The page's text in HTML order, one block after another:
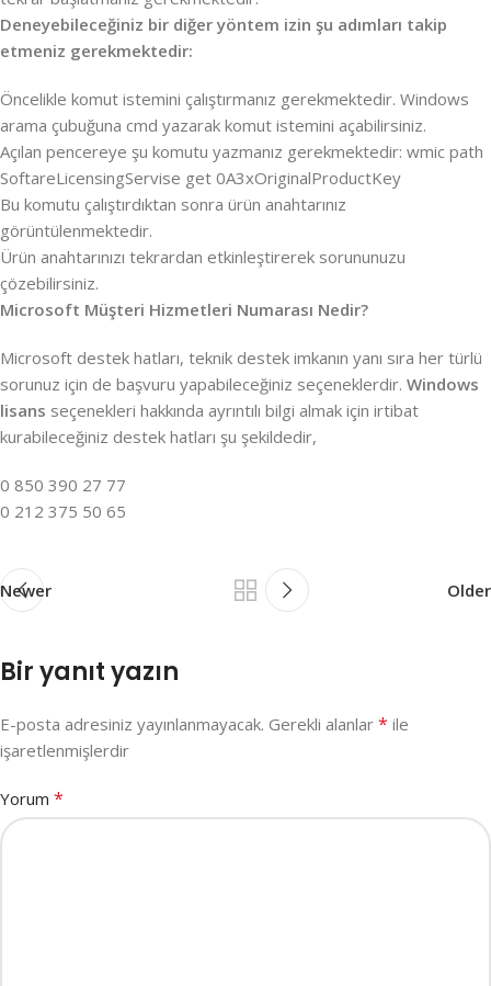
Deneyebileceğiniz bir diğer yöntem izin şu adımları takip
etmeniz gerekmektedir:
Öncelikle komut istemini çalıştırmanız gerekmektedir. Windows
arama çubuğuna cmd yazarak komut istemini açabilirsiniz.
Açılan pencereye şu komutu yazmanız gerekmektedir: wmic path
SoftareLicensingServise get 0A3xOriginalProductKey
Bu komutu çalıştırdıktan sonra ürün anahtarınız
görüntülenmektedir.
Ürün anahtarınızı tekrardan etkinleştirerek sorununuzu
çözebilirsiniz.
Microsoft Müşteri Hizmetleri Numarası Nedir?
Microsoft destek hatları, teknik destek imkanın yanı sıra her türlü
sorunuz için de başvuru yapabileceğiniz seçeneklerdir. Windows
lisans seçenekleri hakkında ayrıntılı bilgi almak için irtibat
kurabileceğiniz destek hatları şu şekildedir,
0 850 390 27 77
0 212 375 50 65
Newer Older
Bir yanıt yazın
E-posta adresiniz yayınlanmayacak. Gerekli alanlar * ile
işaretlenmişlerdir
Yorum *